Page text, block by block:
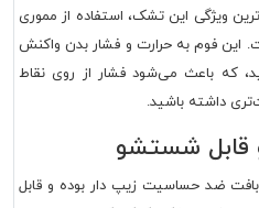
ویژگی این تشک، استفاده از مموری
سانتی‌متر است. این فوم به حرارت و فشار بدن واکنش
که باعث می‌شود فشار از روی نقاط
داشته باشید.
قابل شستشو
کاوان 1 از نوع گردبافت ضد حساسیت زیپ دار بوده و قابل